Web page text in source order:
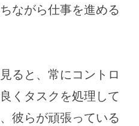
ながら仕事を進める
ると、常にコントロ
くタスクを処理して
彼らが頑張っている